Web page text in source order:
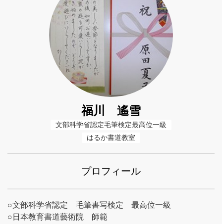
福川 遙雪
文部科学省認定毛筆検定最高位一級
はるか書道教室
プロフィール
○文部科学省認定 毛筆書写検定 最高位一級
○日本教育書道藝術院 師範